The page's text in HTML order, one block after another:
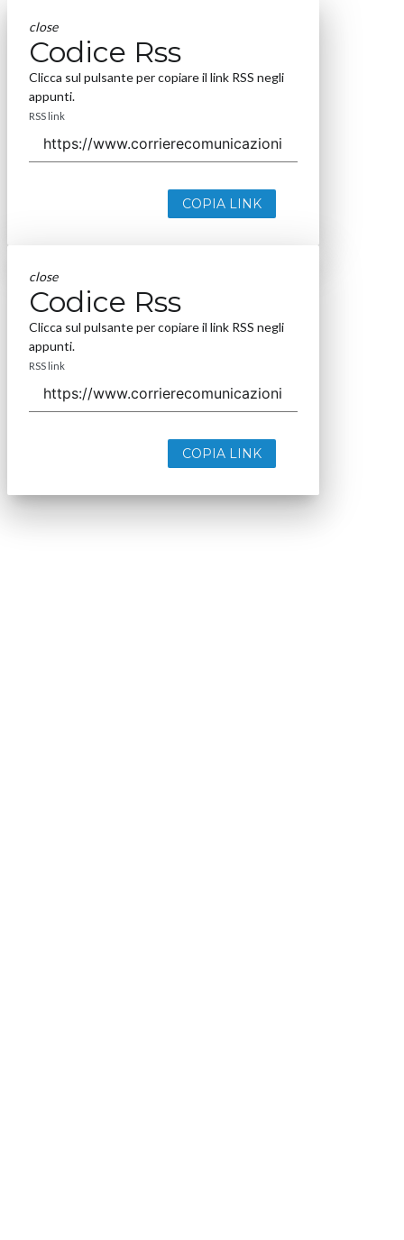
close
Codice Rss
Clicca sul pulsante per copiare il link RSS negli
appunti.
RSS link
COPIA LINK
close
Codice Rss
Clicca sul pulsante per copiare il link RSS negli
appunti.
RSS link
COPIA LINK